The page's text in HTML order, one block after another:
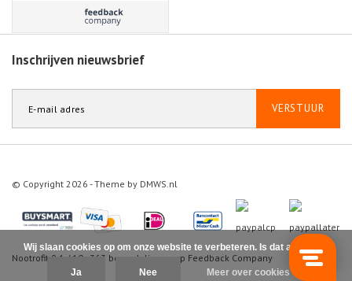
problemen ervaren.
Inschrijven nieuwsbrief
VERSTUUR
© Copyright 2026 - Theme by DMWS.nl
Nootrofit 9.1 / 10 363 beoordelingen op Feedback Company
Wij slaan cookies op om onze website te verbeteren. Is dat akkoord?
Ja Nee Meer over cookies »